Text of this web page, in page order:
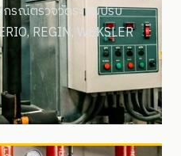
กรณ์ตรวจวัดระบบปรับ
REGIN, WEKSLER